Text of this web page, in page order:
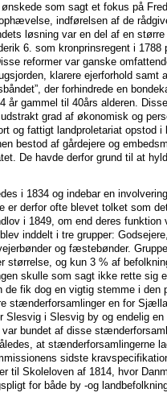
som sagt et fokus på
indførelsen af de
løsning var en del af en
6. som kronprinsregent i 1788
reformer var ganske
klarere ejerforhold samt
der forhindrede en
år gammel til 40års alderen.
grad af økonomisk og
og fattigt landproletariat opstod
bestod af gårdejere og
De havde derfor grund til at
i 1834 og indebar en
er derfor ofte blevet tolket som
i 1849, om end deres funktion
inddelt i tre grupper:
og fæstebønder.
størrelse, og kun 3 % af
skulle som sagt ikke rette sig
de fik dog en vigtig stemme i
stænderforsamlinger en for
Slesvig i Slesvig by og endelig
bundet af disse
at stænderforsamlingerne
sidste
til Skoleloven af 1814, hvor
for både by -og